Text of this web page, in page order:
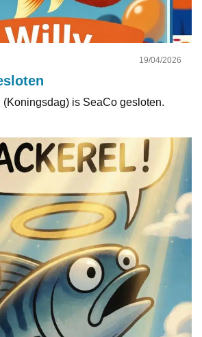
19/04/2026
is SeaCo gesloten.